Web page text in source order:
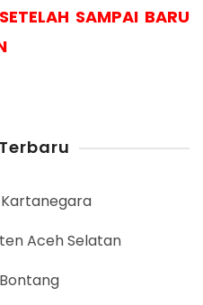
SAMPAI BARU
Kartanegara
Aceh Selatan